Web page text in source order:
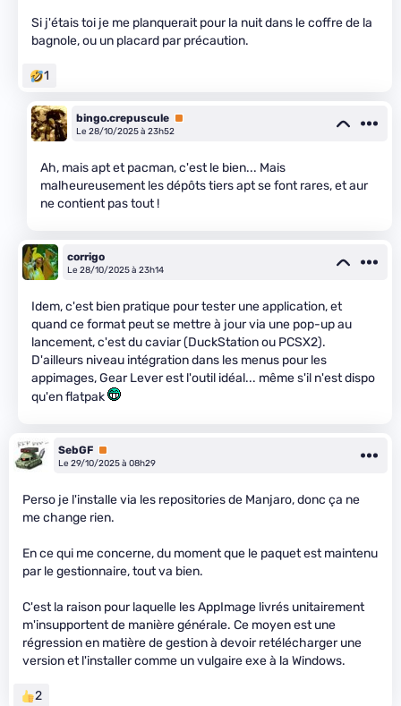
Si j'étais toi je me planquerait pour la nuit dans le coffre de la
bagnole, ou un placard par précaution.
1
bingo.crepuscule Premium
Le 28/10/2025 à 23h52
Ah, mais apt et pacman, c'est le bien... Mais
malheureusement les dépôts tiers apt se font rares, et aur
ne contient pas tout !
corrigo
Le 28/10/2025 à 23h14
Idem, c'est bien pratique pour tester une application, et
quand ce format peut se mettre à jour via une pop-up au
lancement, c'est du caviar (DuckStation ou PCSX2).
D'ailleurs niveau intégration dans les menus pour les
appimages, Gear Lever est l'outil idéal... même s'il n'est dispo
qu'en flatpak
SebGF Premium
Le 29/10/2025 à 08h29
Perso je l'installe via les repositories de Manjaro, donc ça ne
me change rien.
En ce qui me concerne, du moment que le paquet est maintenu
par le gestionnaire, tout va bien.
C'est la raison pour laquelle les AppImage livrés unitairement
m'insupportent de manière générale. Ce moyen est une
régression en matière de gestion à devoir retélécharger une
version et l'installer comme un vulgaire exe à la Windows.
2